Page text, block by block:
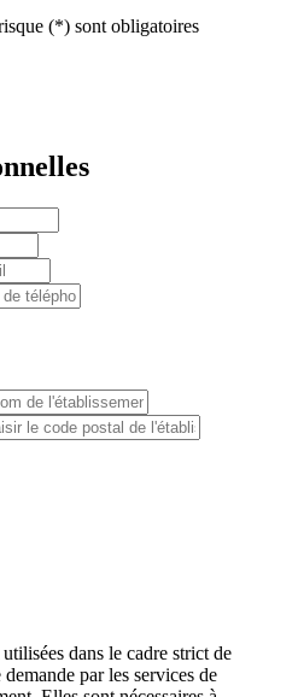
(*) sont obligatoires
dans le cadre strict de
par les services de